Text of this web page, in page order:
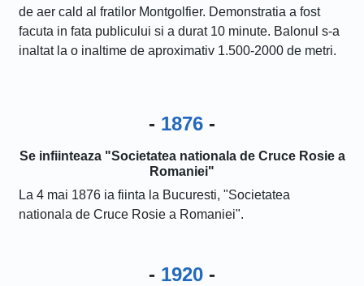
de aer cald al fratilor Montgolfier. Demonstratia a fost
facuta in fata publicului si a durat 10 minute. Balonul s-a
inaltat la o inaltime de aproximativ 1.500-2000 de metri.
- 1876 -
Se infiinteaza "Societatea nationala de Cruce Rosie a
Romaniei"
La 4 mai 1876 ia fiinta la Bucuresti, "Societatea
nationala de Cruce Rosie a Romaniei".
- 1920 -